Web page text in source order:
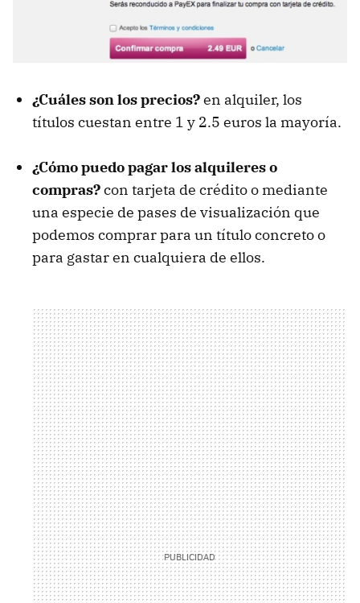
¿Cuáles son los precios?en alquiler, los
títulos cuestan entre 1 y 2.5 euros la mayoría.
¿Cómo puedo pagar los alquileres o
compras?con tarjeta de crédito o mediante
una especie de pases de visualización que
podemos comprar para un título concreto o
para gastar en cualquiera de ellos.